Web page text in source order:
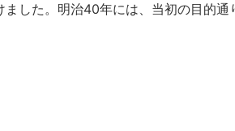
ました。明治40年には、当初の目的通